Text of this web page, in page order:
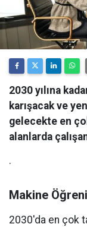
2030 yılına
karışacak ve
gelecekte en
alanlarda
.
Makine
2030'da en çok